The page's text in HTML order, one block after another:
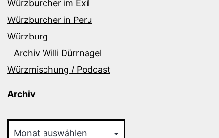
Würzburcher im Exil
Würzburcher in Peru
Würzburg
Archiv Willi Dürrnagel
Würzmischung / Podcast
Archiv